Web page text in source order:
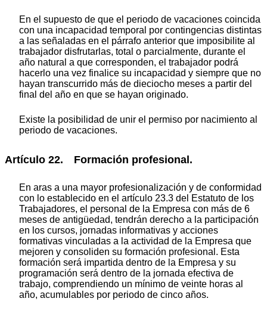
En el supuesto de que el periodo de vacaciones coincida
con una incapacidad temporal por contingencias distintas
a las señaladas en el párrafo anterior que imposibilite al
trabajador disfrutarlas, total o parcialmente, durante el
año natural a que corresponden, el trabajador podrá
hacerlo una vez finalice su incapacidad y siempre que no
hayan transcurrido más de dieciocho meses a partir del
final del año en que se hayan originado.
Existe la posibilidad de unir el permiso por nacimiento al
periodo de vacaciones.
Artículo 22. Formación profesional.
En aras a una mayor profesionalización y de conformidad
con lo establecido en el artículo 23.3 del Estatuto de los
Trabajadores, el personal de la Empresa con más de 6
meses de antigüedad, tendrán derecho a la participación
en los cursos, jornadas informativas y acciones
formativas vinculadas a la actividad de la Empresa que
mejoren y consoliden su formación profesional. Esta
formación será impartida dentro de la Empresa y su
programación será dentro de la jornada efectiva de
trabajo, comprendiendo un mínimo de veinte horas al
año, acumulables por periodo de cinco años.